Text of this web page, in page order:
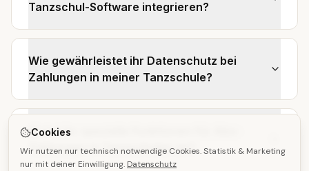
Tanzschul-Software integrieren?
Wie gewährleistet ihr Datenschutz bei
Zahlungen in meiner Tanzschule?
Bietet ihr spezielle Funktionen für Abo-
Zahlungen in Tanzschulen an?
Cookies
Wir nutzen nur technisch notwendige Cookies. Statistik & Marketing
nur mit deiner Einwilligung. Datenschutz